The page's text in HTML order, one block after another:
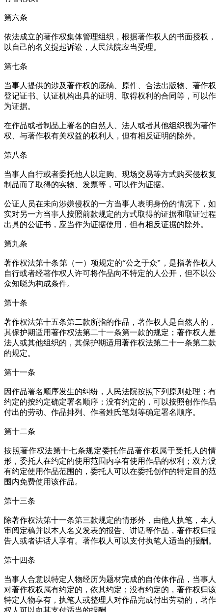
第六条
依法成立的著作权集体管理组织，根据著作权人的书面授权，
以自己的名义提起诉讼，人民法院应当受理。
第七条
当事人提供的涉及著作权的底稿、原件、合法出版物、著作权
登记证书、认证机构出具的证明、取得权利的合同等，可以作
为证据。
在作品或者制品上署名的自然人、法人或者其他组织视为著作
权、与著作权有关权益的权利人，但有相反证明的除外。
第八条
当事人自行或者委托他人以定购、现场交易等方式购买侵权复
制品而了取得的实物、发票等，可以作为证据。
公证人员在未向涉嫌侵权的一方当事人表明身份的情况下，如
实对另一方当事人按照前款规定的方式取得的证据和取证过程
出具的公证书，应当作为证据使用，但有相反证据的除外。
第九条
著作权法第十条第（一）项规定的“公之于众”，是指著作权人
自行或者经著作权人许可将作品向不特定的人公开，但不以公
众知晓为构成条件。
第十条
著作权法第十五条第二款所指的作品，著作权人是自然人的，
其保护期适用著作权法第二十一条第一款的规定；著作权人是
法人或其他组织的，其保护期适用著作权法第二十一条第二款
的规定。
第十一条
因作品署名顺序发生的纠纷，人民法院按照下列原则处理；有
约定的按约定确定署名顺序；没有约定的，可以按照创作作品
付出的劳动、作品排列、作者姓氏笔划等确定署名顺序。
第十二条
按照著作权法第十七条规定委托作品著作权属于受托人的情
形，委托人在约定的使用范围内享有使用作品的权利；双方没
有约定使用作品范围的，委托人可以在委托创作的特定目的范
围内免费使用该作品。
第十三条
除著作权法第十一条第三款规定的情形外，由他人执笔，本人
审阅定稿并以本人名义发表的报告、讲话等作品，著作权归报
告人或者讲话人享有。著作权人可以支付执笔人适当的报酬。
第十四条
当事人合意以特定人物经历为题材完成的自传体作品，当事人
对著作权权属有约定的，依其约定；没有约定的，著作权归该
特定人物享有，执笔人或整理人对作品完成付出劳动的，著作